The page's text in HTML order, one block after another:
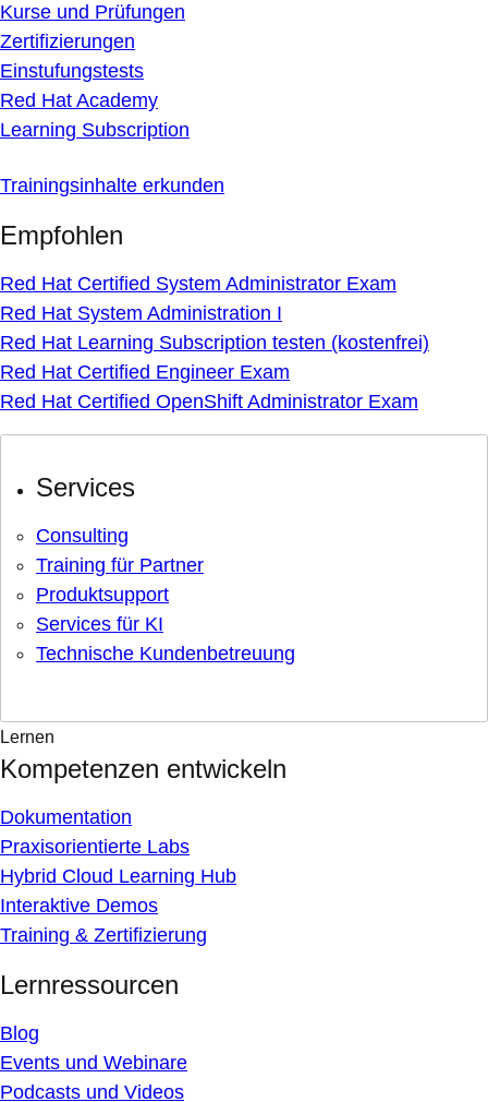
Kurse und Prüfungen
Zertifizierungen
Einstufungstests
Red Hat Academy
Learning Subscription
Trainingsinhalte erkunden
Empfohlen
Red Hat Certified System Administrator Exam
Red Hat System Administration I
Red Hat Learning Subscription testen (kostenfrei)
Red Hat Certified Engineer Exam
Red Hat Certified OpenShift Administrator Exam
Services
Consulting
Training für Partner
Produktsupport
Services für KI
Technische Kundenbetreuung
Lernen
Kompetenzen entwickeln
Dokumentation
Praxisorientierte Labs
Hybrid Cloud Learning Hub
Interaktive Demos
Training & Zertifizierung
Lernressourcen
Blog
Events und Webinare
Podcasts und Videos